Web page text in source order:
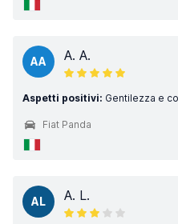
AA A. A.
Aspetti positivi: Gentilezza e
Fiat Panda
AL A. L.